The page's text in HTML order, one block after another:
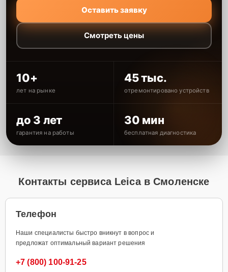
Оставить заявку
Смотреть цены
10+
лет на рынке
45 тыс.
отремонтировано устройств
до 3 лет
гарантия на работы
30 мин
бесплатная диагностика
Контакты сервиса Leica в Смоленске
Телефон
Наши специалисты быстро вникнут в вопрос и
предложат оптимальный вариант решения
+7 (800) 100-91-25